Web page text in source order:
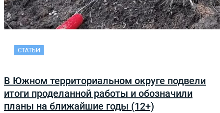
СТАТЬИ
В Южном территориальном округе подвели
итоги проделанной работы и обозначили
планы на ближайшие годы (12+)